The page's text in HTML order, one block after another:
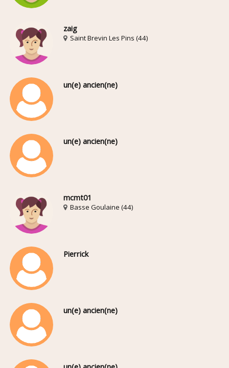
zaig
Saint Brevin Les Pins (44)
un(e) ancien(ne)
un(e) ancien(ne)
mcmt01
Basse Goulaine (44)
Pierrick
un(e) ancien(ne)